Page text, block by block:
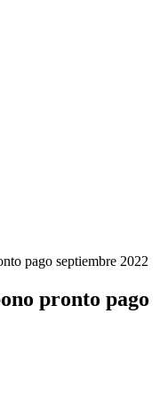
pago septiembre 2022
pronto pago